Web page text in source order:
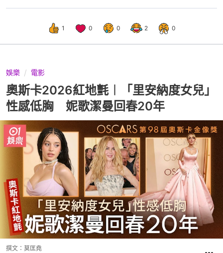
1 0 0 2 0
娛樂 電影
奧斯卡2026紅地氈︱「里安納度女兒」
性感低胸 妮歌潔曼回春20年
撰文： 莫匡堯